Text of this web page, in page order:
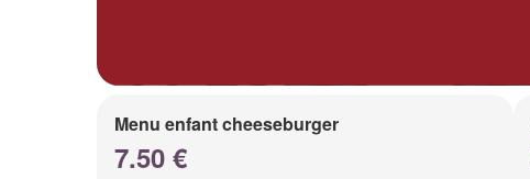
Menu enfant cheeseburger
7.50 €